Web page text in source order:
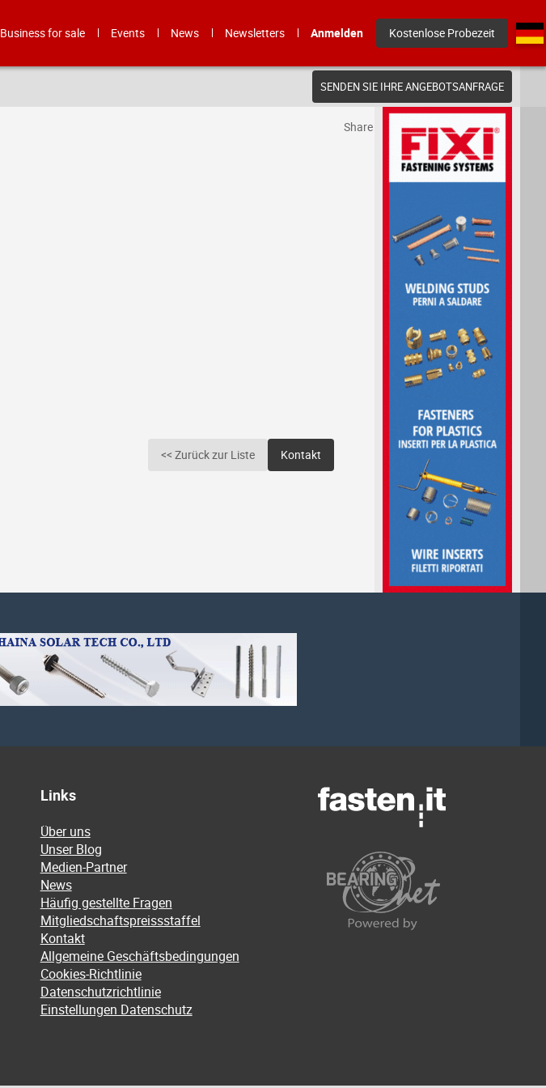
Business for sale Events News Newsletters Anmelden Kostenlose Probezeit
SENDEN SIE IHRE ANGEBOTSANFRAGE
<< Zurück zur Liste Kontakt
Share
Links
Über uns
Unser Blog
Medien-Partner
News
Häufig gestellte Fragen
Mitgliedschaftspreissstaffel
Kontakt
Allgemeine Geschäftsbedingungen
Cookies-Richtlinie
Datenschutzrichtlinie
Einstellungen Datenschutz